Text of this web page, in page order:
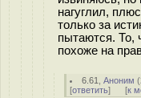
нагуглил,
только за
пытаются. То,
похоже на
6.61 ,Аноним (
[ответить] [к